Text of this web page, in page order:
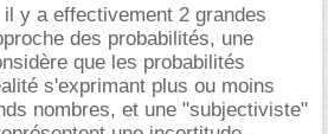
y a effectivement 2 grandes
des probabilités, une
que les probabilités
s'exprimant plus ou moins
nombres, et une "subjectiviste"